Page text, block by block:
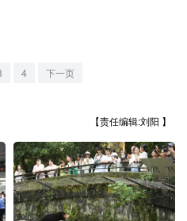
河北
福建 江西
湖北 湖南
海南 重庆
4 下一页
【责任编辑:刘阳 】